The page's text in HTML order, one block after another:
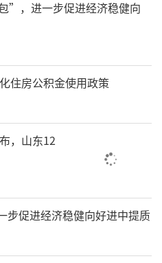
”，进一步促进经济稳健向
住房公积金使用政策
，山东12
步促进经济稳健向好进中提质